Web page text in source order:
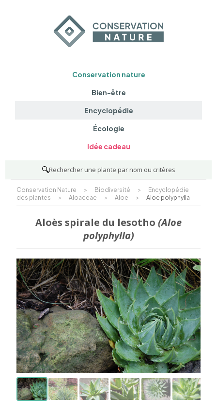
Conservation nature
Bien-être
Encyclopédie
Écologie
Idée cadeau
🔍Rechercher une plante par nom ou critères
Conservation Nature > Biodiversité >
Encyclopédie
des plantes
> Aloaceae > Aloe > Aloe polyphylla
Aloès spirale du lesotho (Aloe
polyphylla)